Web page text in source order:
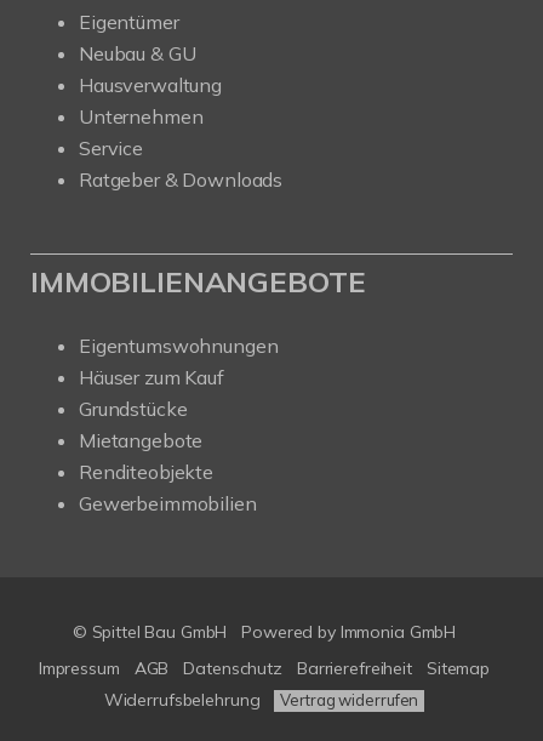
Eigentümer
Neubau & GU
Hausverwaltung
Unternehmen
Service
Ratgeber & Downloads
IMMOBILIENANGEBOTE
Eigentumswohnungen
Häuser zum Kauf
Grundstücke
Mietangebote
Renditeobjekte
Gewerbeimmobilien
© Spittel Bau GmbH Powered by Immonia GmbH
Impressum
AGB Datenschutz Barrierefreiheit
Sitemap
Widerrufsbelehrung
Vertrag widerrufen